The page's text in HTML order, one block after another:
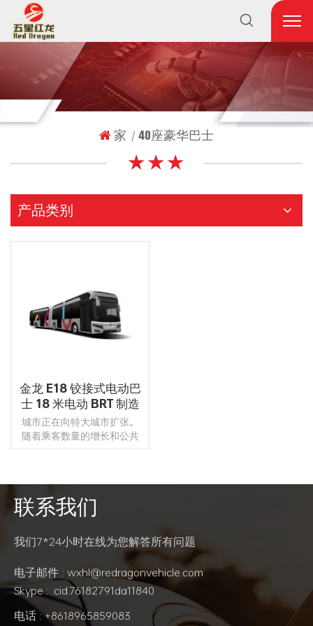
家 | 40座豪华巴士
★ ★ ★
产品类别
金龙 E18 铰接式电动巴
士 18 米电动 BRT 制造
商
城市正在向特大城市扩张。
随着乘客数量的增长和公共
交通需求的多样化，金龙开
角色。它绝对是零排放和零
噪音。它为您提供更高效、
更环保、更灵活的大容量客
运运营解决方案。
阅读更多
联系我们
我们7*24小时在线为您解答所有问题
电子邮件 : wxhl@redragonvehicle.com
Skype : .cid.76182791da11840
电话 : +8618965859083